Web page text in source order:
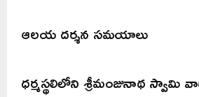
ఆలయ దర్శన సమయాలు
ధర్మస్థలిలోని శ్రీమంజునాథ